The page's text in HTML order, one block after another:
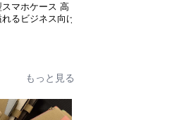
スマホケース 高
るビジネス向け
もっと見る